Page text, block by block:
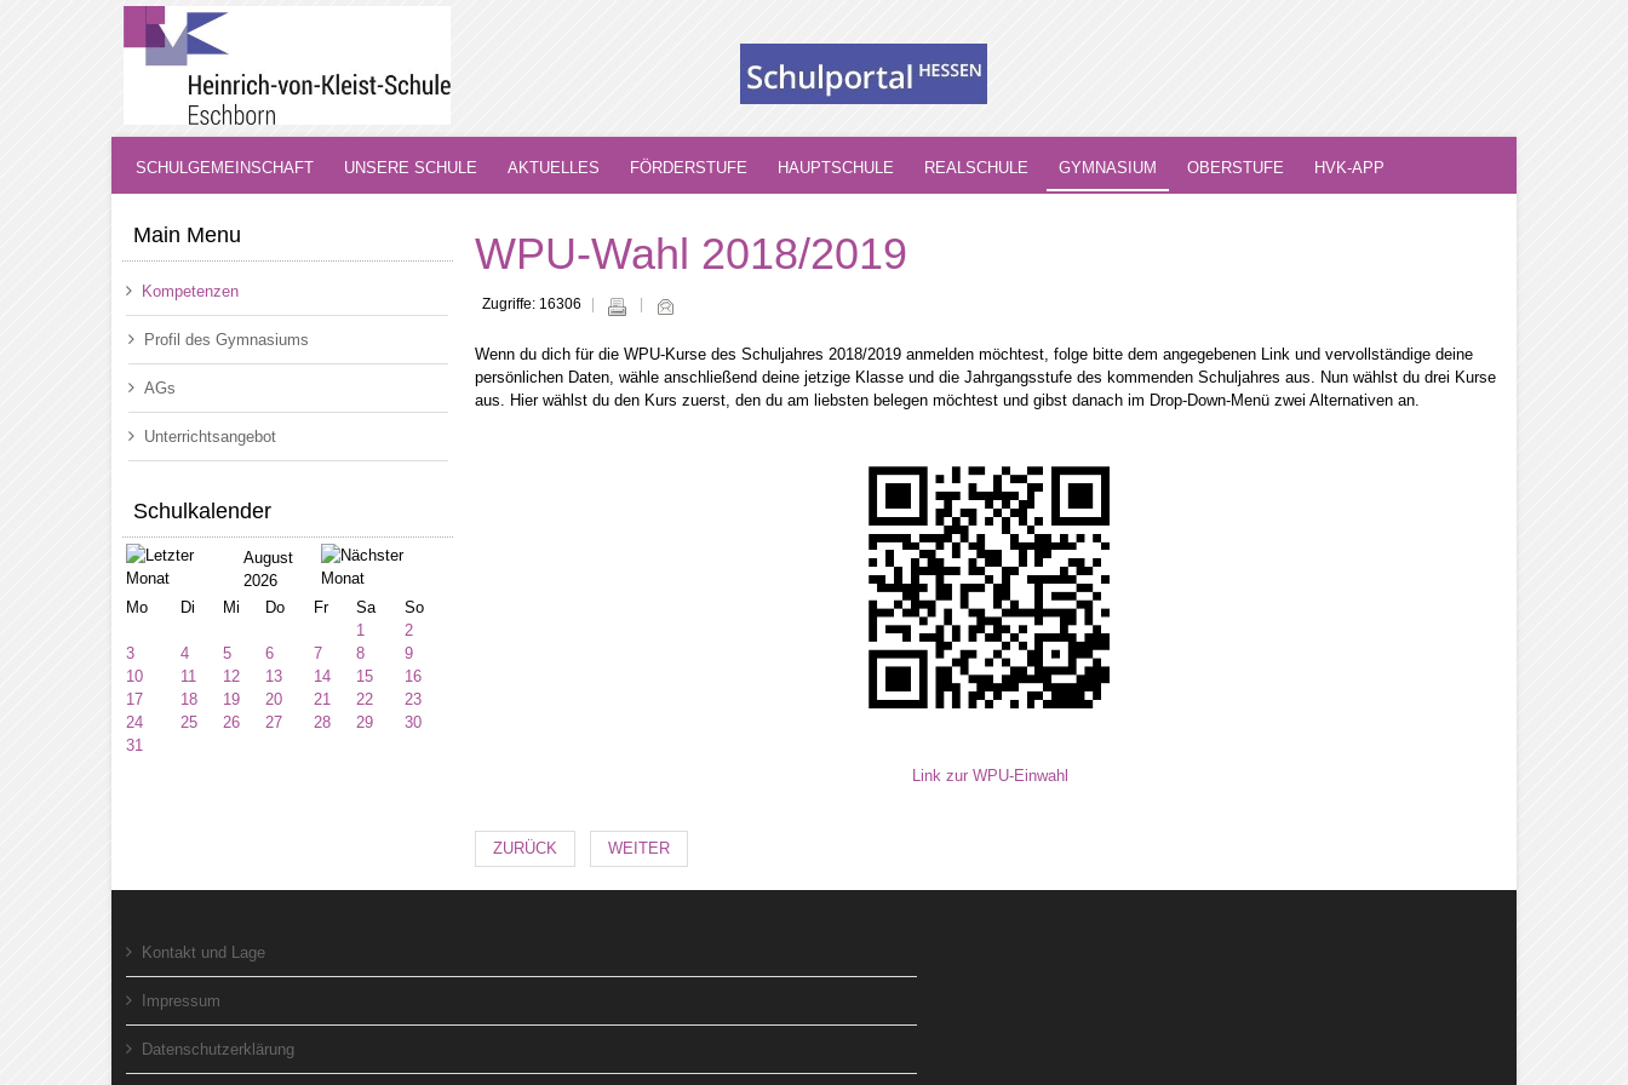
SCHULGEMEINSCHAFT UNSERE SCHULE AKTUELLES FÖRDERSTUFE HAUPTSCHULE REALSCHULE GYMNASIUM OBERSTUFE HVK-APP
Main Menu
Kompetenzen
Profil des Gymnasiums
AGs
Unterrichtsangebot
Schulkalender
August
2026
Mo
Di Mi Do Fr Sa
So
1
2
3
4 5 6 7 8
9
10
11 12 13 14 15
16
17
18 19 20 21 22
23
24
25 26 27 28 29
30
31
WPU-Wahl 2018/2019
Zugriffe: 16306
Wenn du dich für die WPU-Kurse des Schuljahres 2018/2019 anmelden möchtest, folge bitte dem angegebenen Link und vervollständige deine
persönlichen Daten, wähle anschließend deine jetzige Klasse und die Jahrgangsstufe des kommenden Schuljahres aus. Nun wählst du drei Kurse
aus. Hier wählst du den Kurs zuerst, den du am liebsten belegen möchtest und gibst danach im Drop-Down-Menü zwei Alternativen an.
Link zur WPU-Einwahl
ZURÜCK WEITER
Kontakt und Lage
Impressum
Datenschutzerklärung